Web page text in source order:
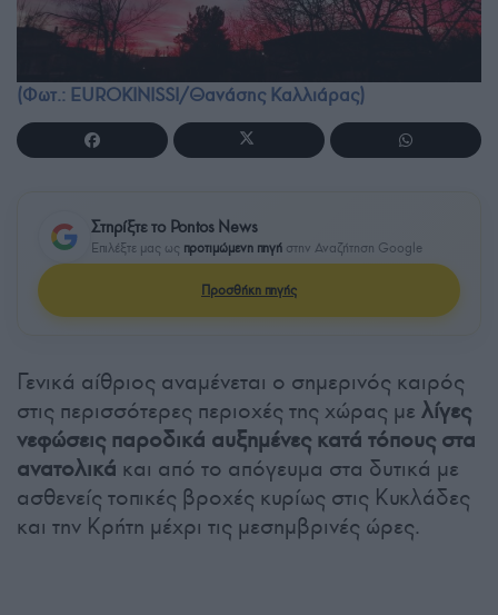
(Φωτ.: EUROKINISSI/Θανάσης Καλλιάρας)
Στηρίξτε το Pontos News
Επιλέξτε μας ως προτιμώμενη πηγή στην Αναζήτηση Google
Προσθήκη πηγής
Γενικά αίθριος αναμένεται ο σημερινός καιρός
στις περισσότερες περιοχές της χώρας με λίγες
νεφώσεις παροδικά αυξημένες κατά τόπους στα
ανατολικά και από το απόγευμα στα δυτικά με
ασθενείς τοπικές βροχές κυρίως στις Κυκλάδες
και την Κρήτη μέχρι τις μεσημβρινές ώρες.